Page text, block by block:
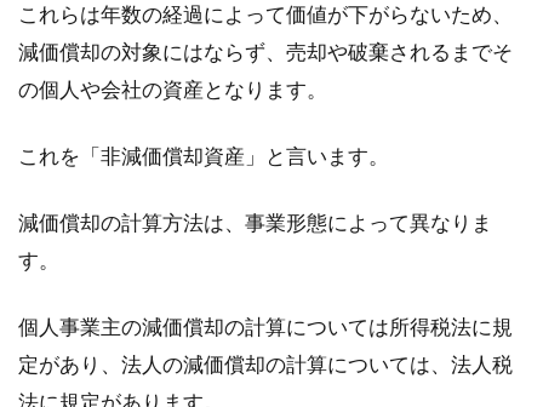
は頭の痛い問題です。基本的には、督促をし支
払をして...
根抵当権抹消手続きの流れ！原因な
は根抵当...
これらは年数の経過によって価値が下がらないため、
減価償却の対象にはならず、売却や破棄されるまでそ
の個人や会社の資産となります。
これを「非減価償却資産」と言います。
減価償却の計算方法は、事業形態によって異なりま
す。
個人事業主の減価償却の計算については所得税法に規
定があり、法人の減価償却の計算については、法人税
法に規定があります。